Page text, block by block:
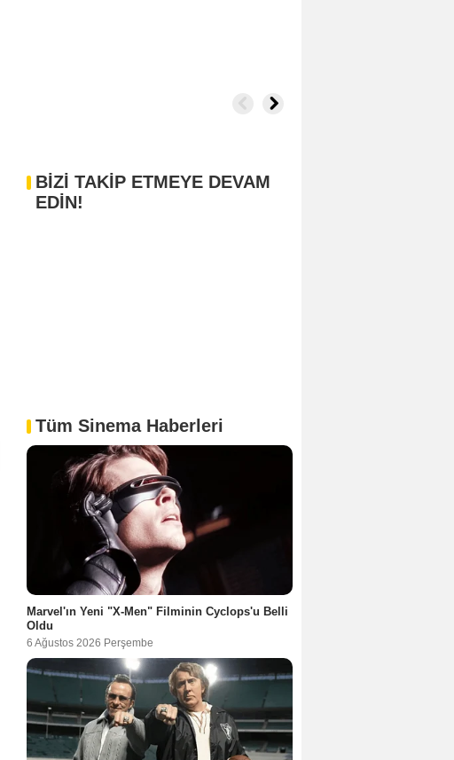
BİZİ TAKİP ETMEYE DEVAM
EDİN!
Tüm Sinema Haberleri
Marvel'ın Yeni "X-Men" Filminin Cyclops'u Belli
Oldu
6 Ağustos 2026 Perşembe